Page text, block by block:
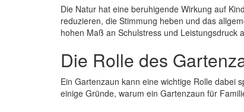
Die Natur hat eine beruhigende Wirkung auf
reduzieren, die Stimmung heben und das
hohen Maß an Schulstress und Leistungsdruck
Die Rolle des
Ein Gartenzaun kann eine wichtige Rolle dabei
einige Gründe, warum ein Gartenzaun für